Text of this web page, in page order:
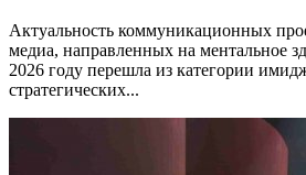
Актуальность коммуникационных
медиа, направленных на ментальное
2026 году перешла из категории
стратегических...